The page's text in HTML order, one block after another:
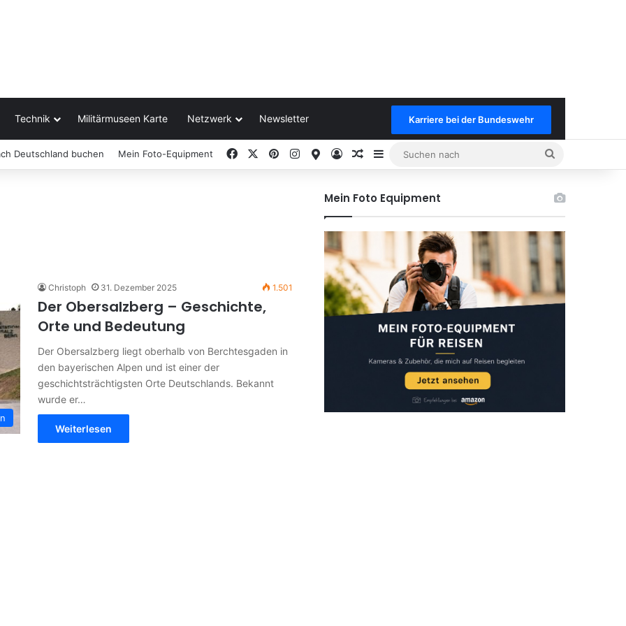
Technik Militärmuseen Karte Netzwerk Newsletter Karriere bei der Bundeswehr
Deutschland buchen Mein Foto-Equipment Facebook PinterestInstagram
GoogleAnmeldenKeine neuen Benachrichtungen
Sidebar
Christoph 31. Dezember 2025 1.501
Der Obersalzberg – Geschichte,
Orte und Bedeutung
Der Obersalzberg liegt oberhalb von Berchtesgaden in
den bayerischen Alpen und ist einer der
geschichtsträchtigsten Orte Deutschlands. Bekannt
wurde er…
Weiterlesen
Mein Foto Equipment